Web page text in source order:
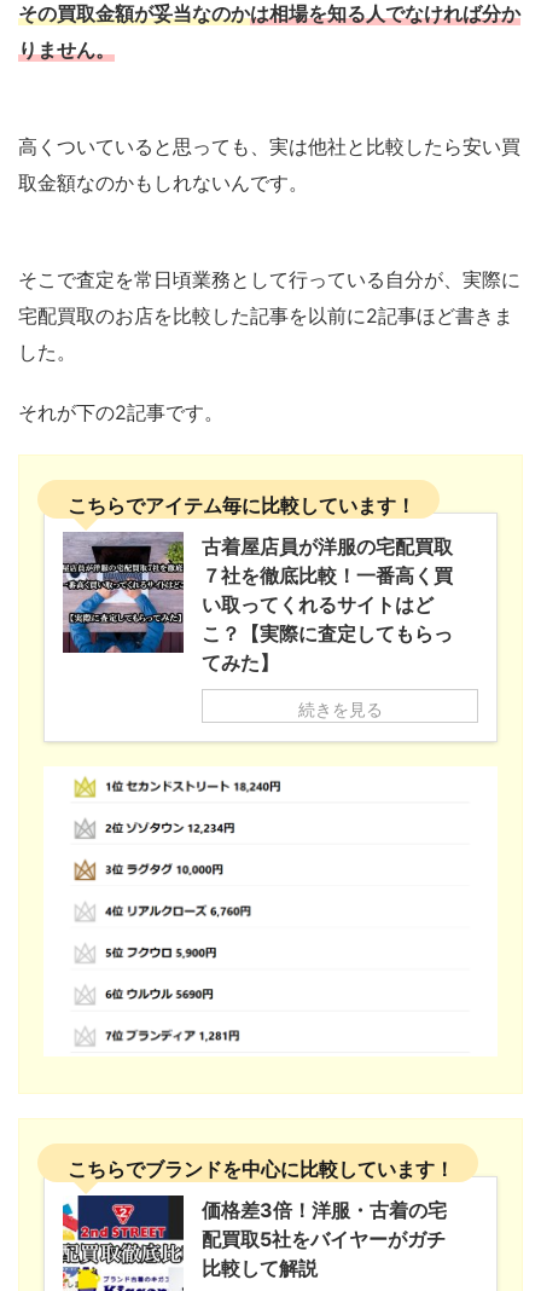
その買取金額が妥当なのかは相場を知る人でなければ分か
りません。
高くついていると思っても、実は他社と比較したら安い買
取金額なのかもしれないんです。
そこで査定を常日頃業務として行っている自分が、実際に
宅配買取のお店を比較した記事を以前に2記事ほど書きま
した。
それが下の2記事です。
こちらでアイテム毎に比較しています！
古着屋店員が洋服の宅配買取
７社を徹底比較！一番高く買
い取ってくれるサイトはど
こ？【実際に査定してもらっ
てみた】
続きを見る
こちらでブランドを中心に比較しています！
価格差3倍！洋服・古着の宅
配買取5社をバイヤーがガチ
比較して解説